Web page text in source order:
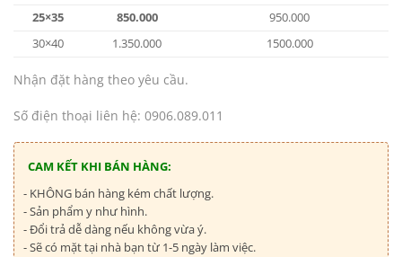
25×35
850.000
950.000
30×40
1.350.000 1500.000
Nhận đặt hàng theo yêu cầu.
Số điện thoại liên hệ: 0906.089.011
CAM KẾT KHI BÁN HÀNG:
- KHÔNG bán hàng kém chất lượng.
- Sản phẩm y như hình.
- Đổi trả dễ dàng nếu không vừa ý.
- Sẽ có mặt tại nhà bạn từ 1-5 ngày làm việc.